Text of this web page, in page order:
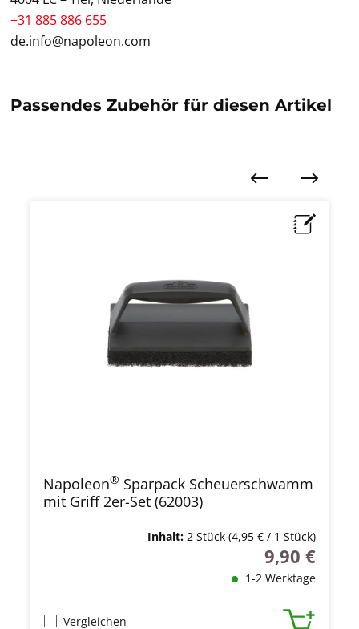
+31 885 886 655
de.info@napoleon.com
Passendes Zubehör für diesen Artikel
Napoleon® Sparpack Scheuerschwamm
mit Griff 2er-Set (62003)
Inhalt: 2 Stück (4,95 € / 1 Stück)
Regulärer
9,90 €
1-2 Werktage
Vergleichen